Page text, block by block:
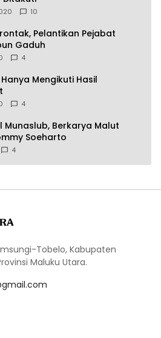
10
Pelantikan Pejabat
Gaduh
4
Hanya Mengikuti Hasil
4
Munaslub, Berkarya Malut
Soeharto
4
Tobelo, Kabupaten
Maluku Utara.